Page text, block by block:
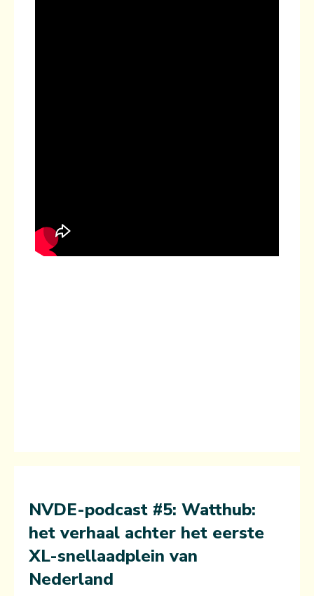
NVDE-podcast #5: Watthub:
het verhaal achter het eerste
XL-snellaadplein van
Nederland